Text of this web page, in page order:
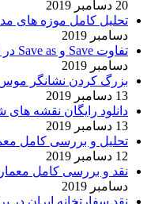
20 دسامبر 2019
تحلیل کامل موزه های
دسامبر 2019
تفاوت Save و Save as در اتوکد-زمان autocad Save as
دسامبر 2019
بزرگ کردن نشانگر موس
13 دسامبر 2019
دانلود رایگان نقشه
13 دسامبر 2019
تحلیل و بررسی کامل
12 دسامبر 2019
نقد و بررسی کامل
دسامبر 2019
نقد سفارتخانه ایران در